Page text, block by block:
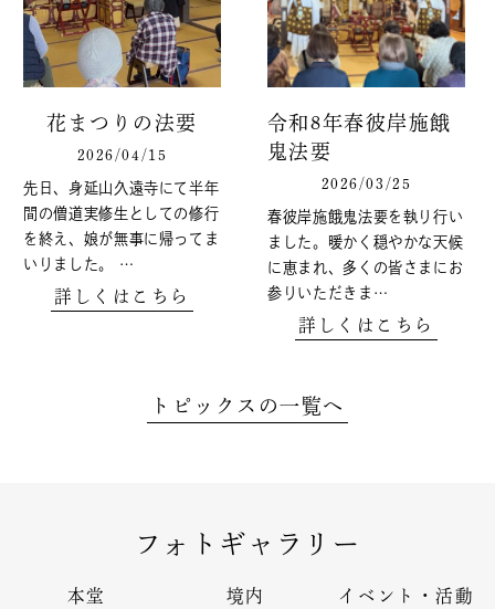
花まつりの法要
2026/04/15
先日、身延山久遠寺にて半年
間の僧道実修生としての修行
を終え、娘が無事に帰ってま
いりました。 …
詳しくはこちら
令和8年春彼岸施餓
鬼法要
2026/03/25
春彼岸施餓鬼法要を執り行い
ました。暖かく穏やかな天候
に恵まれ、多くの皆さまにお
参りいただきま…
詳しくはこちら
トピックスの一覧へ
フォトギャラリー
本堂 境内 イベント・活動